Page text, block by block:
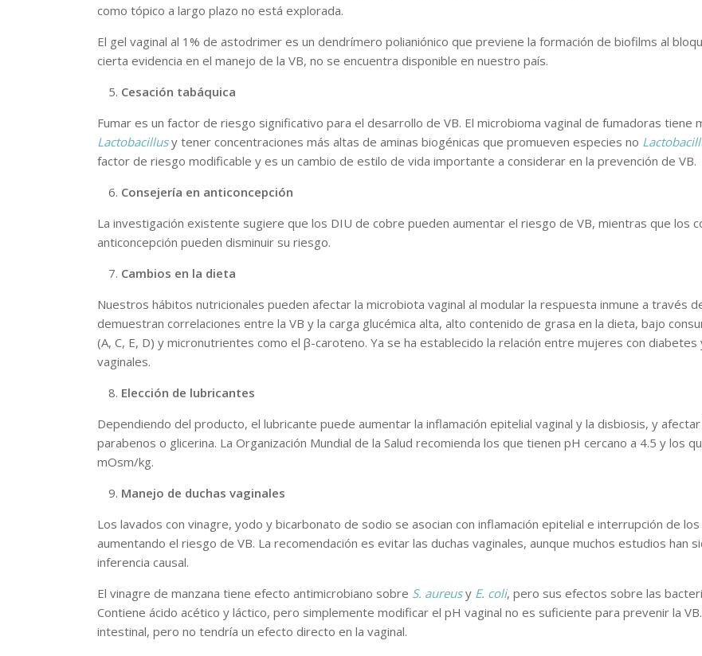
como tópico a largo plazo no está explorada.
El gel vaginal al 1% de astodrimer es un dendrímero polianiónico que previene la formación de biofilms al
cierta evidencia en el manejo de la VB, no se encuentra disponible en nuestro país.
Cesación tabáquica
Fumar es un factor de riesgo significativo para el desarrollo de VB. El microbioma vaginal de fumadoras
Lactobacillusy tener concentraciones más altas de aminas biogénicas que promueven especies no
factor de riesgo modificable y es un cambio de estilo de vida importante a considerar en la prevención de VB.
Consejería en anticoncepción
La investigación existente sugiere que los DIU de cobre pueden aumentar el riesgo de VB, mientras que los
anticoncepción pueden disminuir su riesgo.
Cambios en la dieta
Nuestros hábitos nutricionales pueden afectar la microbiota vaginal al modular la respuesta inmune a través
demuestran correlaciones entre la VB y la carga glucémica alta, alto contenido de grasa en la dieta, bajo
(A, C, E, D) y micronutrientes como el β-caroteno. Ya se ha establecido la relación entre mujeres con
vaginales.
Elección de lubricantes
Dependiendo del producto, el lubricante puede aumentar la inflamación epitelial vaginal y la disbiosis, y
parabenos o glicerina. La Organización Mundial de la Salud recomienda los que tienen pH cercano a 4.5 y los
mOsm/kg.
Manejo de duchas vaginales
Los lavados con vinagre, yodo y bicarbonato de sodio se asocian con inflamación epitelial e interrupción de
aumentando el riesgo de VB. La recomendación es evitar las duchas vaginales, aunque muchos estudios han
inferencia causal.
El vinagre de manzana tiene efecto antimicrobiano sobre S. aureusy E. coli, pero sus efectos sobre las
Contiene ácido acético y láctico, pero simplemente modificar el pH vaginal no es suficiente para prevenir la
intestinal, pero no tendría un efecto directo en la vaginal.